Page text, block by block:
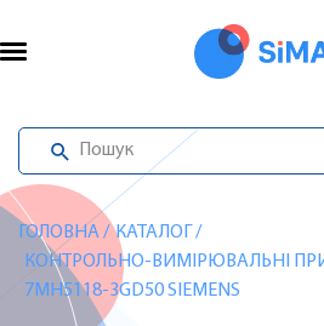
ГОЛОВНА/ КАТАЛОГ /
КОНТРОЛЬНО-ВИМІРЮВАЛЬНІ
7MH5118-3GD50 SIEMENS